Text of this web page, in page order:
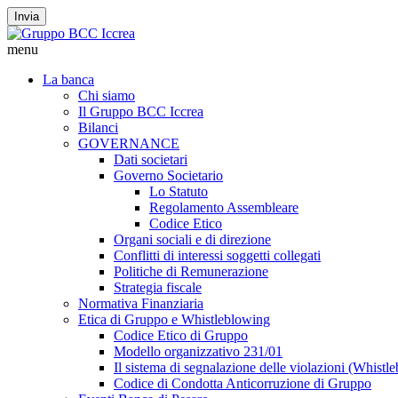
Invia
menu
La banca
Chi siamo
Il Gruppo BCC Iccrea
Bilanci
GOVERNANCE
Dati societari
Governo Societario
Lo Statuto
Regolamento Assembleare
Codice Etico
Organi sociali e di direzione
Conflitti di interessi soggetti collegati
Politiche di Remunerazione
Strategia fiscale
Normativa Finanziaria
Etica di Gruppo e Whistleblowing
Codice Etico di Gruppo
Modello organizzativo 231/01
Il sistema di segnalazione delle violazioni
Codice di Condotta Anticorruzione di Gruppo